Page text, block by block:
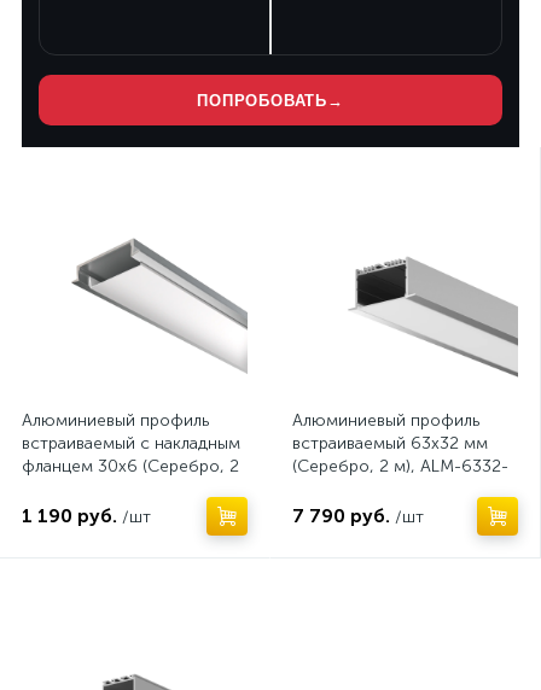
ПОПРОБОВАТЬ →
Алюминиевый профиль
встраиваемый с накладным
фланцем 30x6 (Серебро, 2
1 190 руб. /шт
Алюминиевый профиль
встраиваемый 63x32 мм
(Серебро, 2 м), ALM-6332-
7 790 руб. /шт